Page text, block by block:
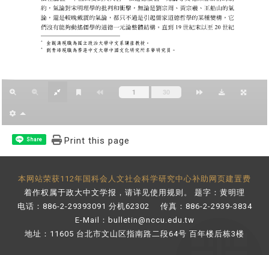
Share Print this page
本网站荣获112年国科会人文社会科学研究中心补助网页建置费
着作权属于政大中文学报，请详见使用规则 。 题字：黄明理
电话：886-2-29393091 分机62302 传真：886-2-2939-3834
E-Mail： bulletin@nccu.edu.tw
地址：11605 台北市文山区指南路二段64号 百年楼后栋3楼